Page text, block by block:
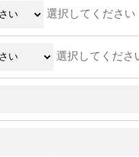
選択してください
選択してくださ